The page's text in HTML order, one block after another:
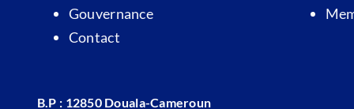
Gouvernance
Contact
B.P : 12850 Douala-Cameroun